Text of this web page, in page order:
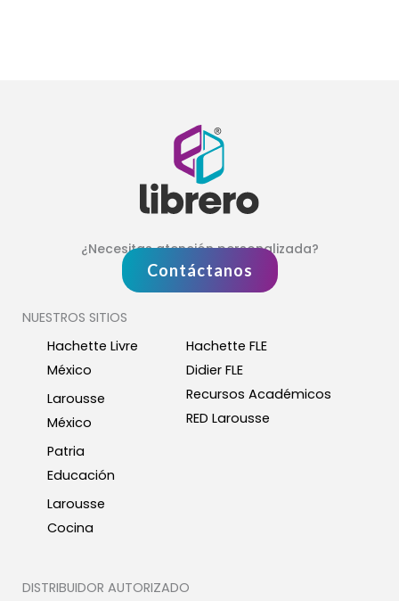
¿Necesitas atención personalizada?
Contáctanos
NUESTROS SITIOS
Hachette Livre
México
Larousse
México
Patria
Educación
Larousse
Cocina
Hachette FLE
Didier FLE
Recursos Académicos
RED Larousse
DISTRIBUIDOR AUTORIZADO